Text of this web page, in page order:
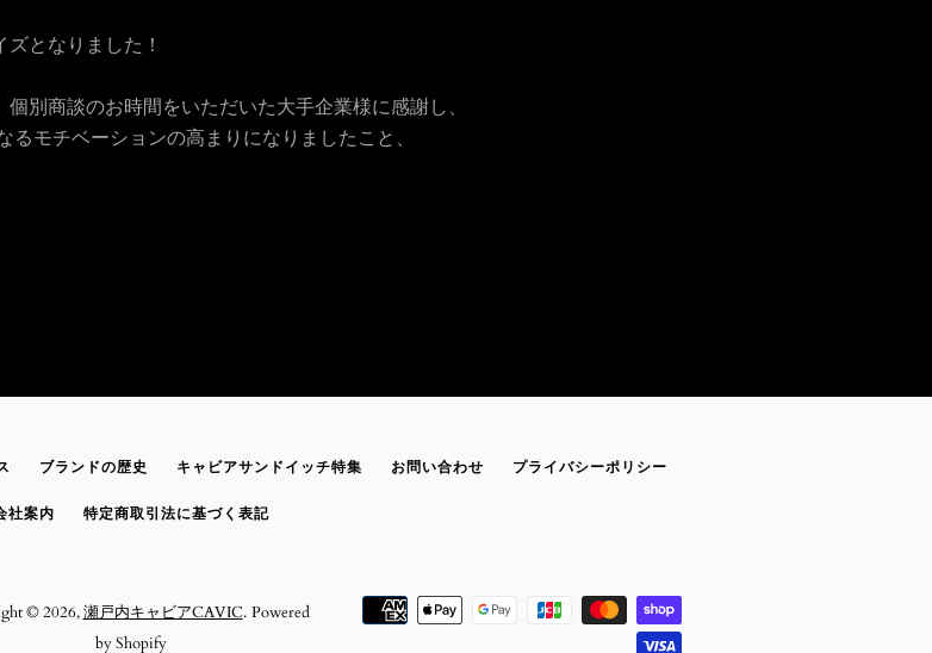
となりました！
別商談のお時間をいただいた大手企業様に感謝し、
モチベーションの高まりになりましたこと、
ブランドの歴史 キャビアサンドイッチ特集 お問い合わせ プライバシーポリシー
社案内 特定商取引法に基づく表記
© 2026,瀬戸内キャビアCAVIC. Powered
by Shopify
お